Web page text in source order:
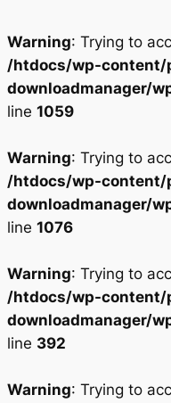
Warning: Trying to
/htdocs/wp-content/
downloadmanager/
line 1059
Warning: Trying to
/htdocs/wp-content/
downloadmanager/
line 1076
Warning: Trying to
/htdocs/wp-content/
downloadmanager/
line 392
Warning: Trying to